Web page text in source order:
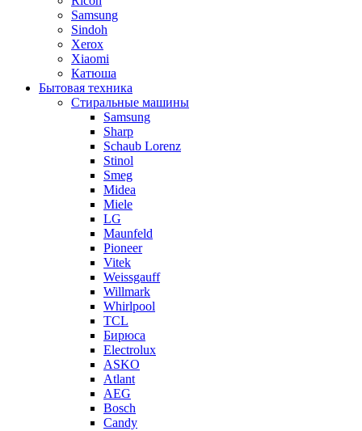
Samsung
Sindoh
Xerox
Xiaomi
Катюша
Бытовая техника
Стиральные машины
Samsung
Sharp
Schaub Lorenz
Stinol
Smeg
Midea
Miele
LG
Maunfeld
Pioneer
Vitek
Weissgauff
Willmark
Whirlpool
TCL
Бирюса
Electrolux
ASKO
Atlant
AEG
Bosch
Candy